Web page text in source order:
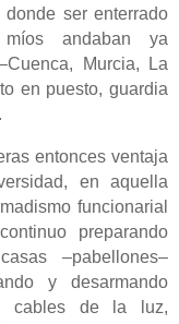
ser enterrado
andaban ya
Murcia, La
en puesto, guardia
entonces ventaja
en aquella
funcionarial
preparando
–pabellones–
y desarmando
cables de la luz,